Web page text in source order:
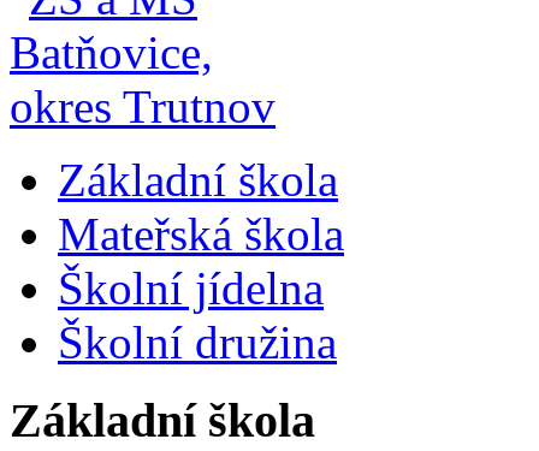
Základní škola
Mateřská škola
Školní jídelna
Školní družina
Základní škola